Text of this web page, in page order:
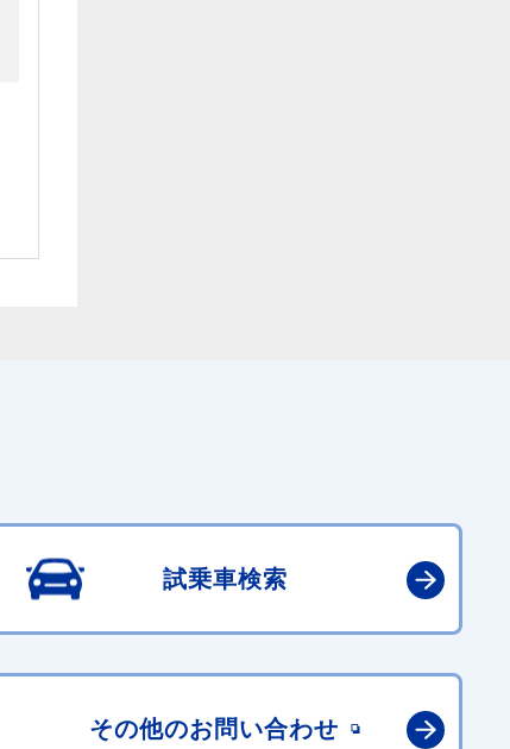
試乗車検索
その他のお問い合わせ